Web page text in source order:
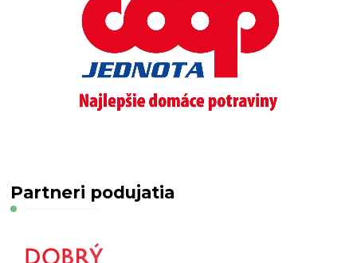
Partneri podujatia